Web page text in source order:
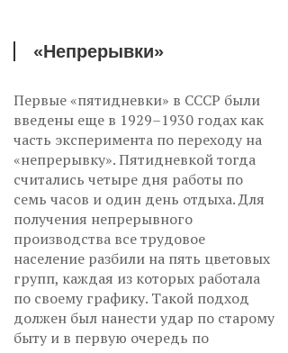
«Непрерывки»
Первые «пятидневки» в СССР были
введены еще в 1929–1930 годах как
часть эксперимента по переходу на
«непрерывку». Пятидневкой тогда
считались четыре дня работы по
семь часов и один день отдыха. Для
получения непрерывного
производства все трудовое
население разбили на пять цветовых
групп, каждая из которых работала
по своему графику. Такой подход
должен был нанести удар по старому
быту и в первую очередь по